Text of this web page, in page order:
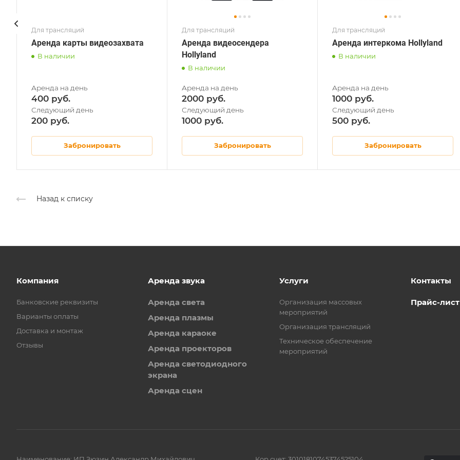
Для трансляций
Аренда карты видеозахвата
В наличии
400
200
Забронировать
Для трансляций
Аренда видеосендера
Hollyland
В наличии
2000
1000
Забронировать
Для трансляций
Аренда интеркома Hollyland
В наличии
1000
500
Забронировать
Назад к списку
Компания
Банковские реквизиты
Варианты оплаты
Доставка и монтаж
Отзывы
Аренда звука
Аренда света
Аренда плазмы
Аренда караоке
Аренда проекторов
Аренда светодиодного
экрана
Аренда сцен
Услуги
Организация массовых
мероприятий
Организация трансляций
Техническое обеспечение
мероприятий
Контакты
Прайс-лист